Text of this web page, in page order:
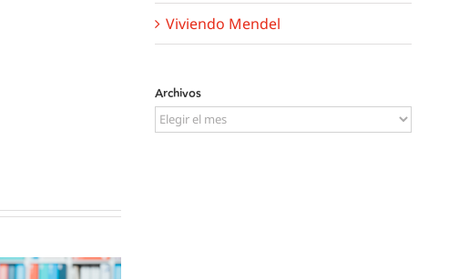
Viviendo Mendel
Archivos
Archivos